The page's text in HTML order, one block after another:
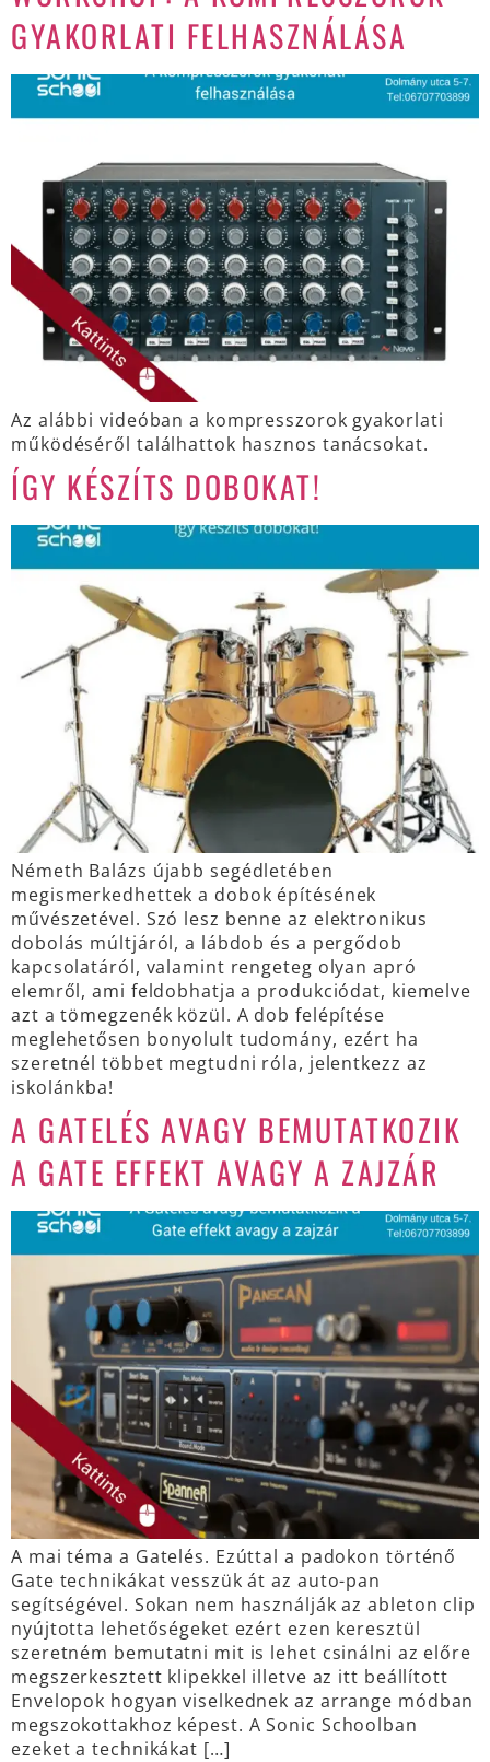
GYAKORLATI FELHASZNÁLÁSA
Az alábbi videóban a kompresszorok gyakorlati
működéséről találhattok hasznos tanácsokat.
ÍGY KÉSZÍTS DOBOKAT!
Németh Balázs újabb segédletében
megismerkedhettek a dobok építésének
művészetével. Szó lesz benne az elektronikus
dobolás múltjáról, a lábdob és a pergődob
kapcsolatáról, valamint rengeteg olyan apró
elemről, ami feldobhatja a produkciódat, kiemelve
azt a tömegzenék közül. A dob felépítése
meglehetősen bonyolult tudomány, ezért ha
szeretnél többet megtudni róla, jelentkezz az
iskolánkba!
A GATELÉS AVAGY BEMUTATKOZIK
A GATE EFFEKT AVAGY A ZAJZÁR
A mai téma a Gatelés. Ezúttal a padokon történő
Gate technikákat vesszük át az auto-pan
segítségével. Sokan nem használják az ableton clip
nyújtotta lehetőségeket ezért ezen keresztül
szeretném bemutatni mit is lehet csinálni az előre
megszerkesztett klipekkel illetve az itt beállított
Envelopok hogyan viselkednek az arrange módban
megszokottakhoz képest. A Sonic Schoolban
ezeket a technikákat […]